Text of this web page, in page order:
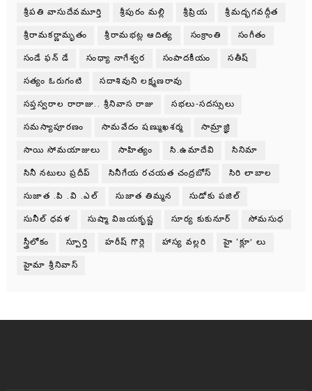
శ్రీపతి వాసుదేవమూర్తి శ్రీపురం మల్లి శ్రీప్రియ శ్రీమద్భగవద్గీత
శ్రీరామకర్ణామృతం శ్రీరామభట్ల ఆదిత్య సంక్రాంతి సంగీతం
సండే ఫన్ డే సంధ్యా నాగేశ్వర సంపాదకీయం సతీష్
సత్యం ఓరుగంటి సదాశివుని లక్ష్మణరావు
సప్తస్వరాల రారాజు.. శ్రీనివాస రాజు సభలు-సదస్సులు
సమస్యాపూరణం సామవేదం షణ్ముఖశర్మ సామ్రాజ్ఞి
సాయి సోమయాజులు సాహిత్యం సి.ఉమాదేవి సినిమా
సినీ నటులు ప్రదీప్ సినీగేయ రచయత చంద్రబోస్ సిరి లాబాల
సుజాత .పి .వి .ఎల్ సుజాత తిమ్మన సుడోకు పజిల్
సునీల్ ధవళ సుష్మా విజయకృష్ణ సూర్య కుకునూర్ సోమసుధ
స్త్రీలోకం స్పూర్తి హరీష్ గొర్లె హాస్య వల్లరి హై ‘క్లూ’ లు
హైమా శ్రీనివాస్